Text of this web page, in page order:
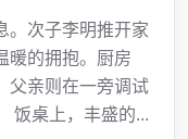
。次子李明推开家
暖的拥抱。厨房
父亲则在一旁调试
饭桌上，丰盛的...